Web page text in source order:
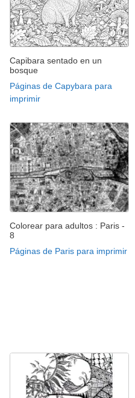
Capibara sentado en un
bosque
Páginas de Capybara para
imprimir
Colorear para adultos : Paris -
8
Páginas de Paris para imprimir